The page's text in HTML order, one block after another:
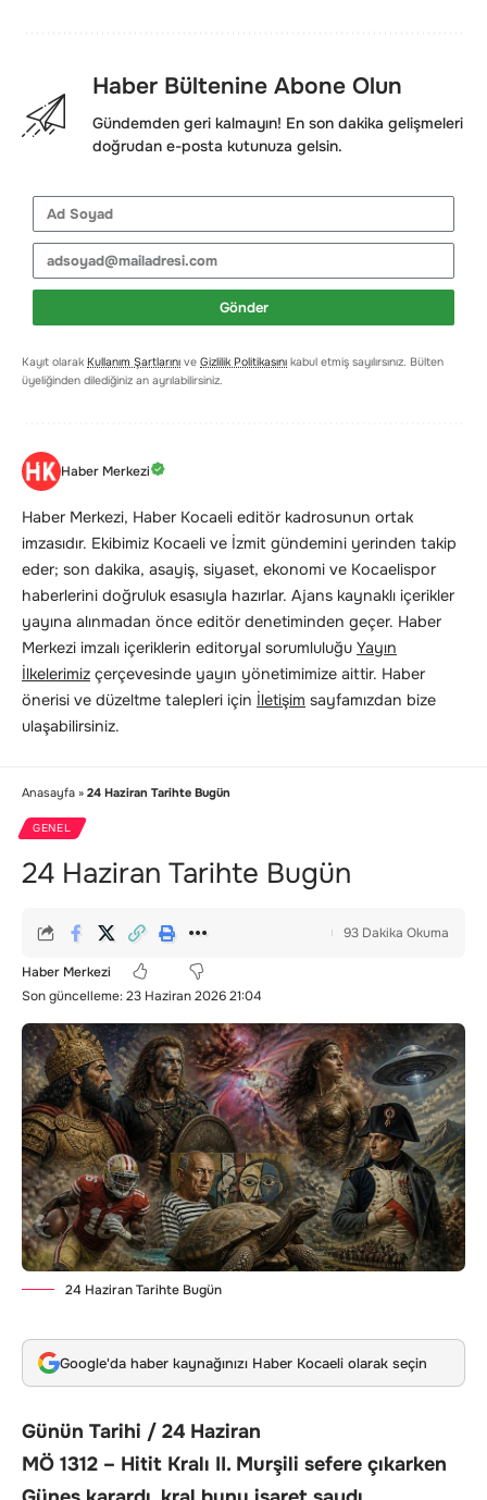
Haber Bültenine Abone Olun
Gündemden geri kalmayın! En son dakika gelişmeleri
doğrudan e-posta kutunuza gelsin.
Gönder
Kayıt olarak Kullanım Şartlarını ve Gizlilik Politikasını kabul etmiş sayılırsınız. Bülten
üyeliğinden dilediğiniz an ayrılabilirsiniz.
Haber Merkezi
Haber Merkezi, Haber Kocaeli editör kadrosunun ortak
imzasıdır. Ekibimiz Kocaeli ve İzmit gündemini yerinden takip
eder; son dakika, asayiş, siyaset, ekonomi ve Kocaelispor
haberlerini doğruluk esasıyla hazırlar. Ajans kaynaklı içerikler
yayına alınmadan önce editör denetiminden geçer. Haber
Merkezi imzalı içeriklerin editoryal sorumluluğu Yayın
İlkelerimiz çerçevesinde yayın yönetimimize aittir. Haber
önerisi ve düzeltme talepleri için İletişim sayfamızdan bize
ulaşabilirsiniz.
Anasayfa » 24 Haziran Tarihte Bugün
GENEL
24 Haziran Tarihte Bugün
Son güncelleme: 23 Haziran 2026 21:04
Haber Merkezi
93 Dakika Okuma
24 Haziran Tarihte Bugün
Google'da haber kaynağınızı Haber Kocaeli olarak seçin
Günün Tarihi / 24 Haziran
MÖ 1312 – Hitit Kralı II. Murşili sefere çıkarken